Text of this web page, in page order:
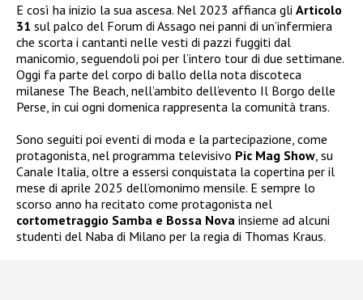
E così ha inizio la sua ascesa. Nel 2023 affianca gli Articolo
31 sul palco del Forum di Assago nei panni di un’infermiera
che scorta i cantanti nelle vesti di pazzi fuggiti dal
manicomio, seguendoli poi per l’intero tour di due settimane.
Oggi fa parte del corpo di ballo della nota discoteca
milanese The Beach, nell’ambito dell’evento Il Borgo delle
Perse, in cui ogni domenica rappresenta la comunità trans.
Sono seguiti poi eventi di moda e la partecipazione, come
protagonista, nel programma televisivo Pic Mag Show , su
Canale Italia, oltre a essersi conquistata la copertina per il
mese di aprile 2025 dell’omonimo mensile. E sempre lo
scorso anno ha recitato come protagonista nel
cortometraggio Samba e Bossa Nova insieme ad alcuni
studenti del Naba di Milano per la regia di Thomas Kraus.